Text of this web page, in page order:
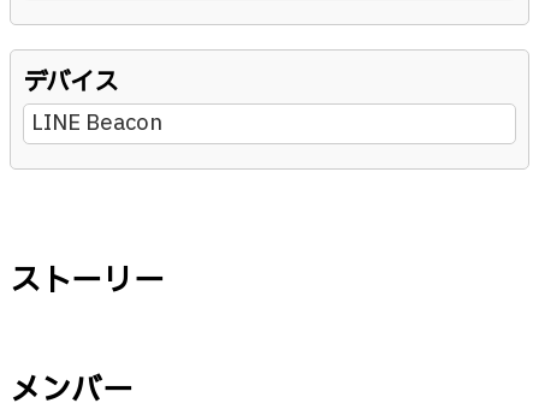
デバイス
LINE Beacon
ストーリー
メンバー